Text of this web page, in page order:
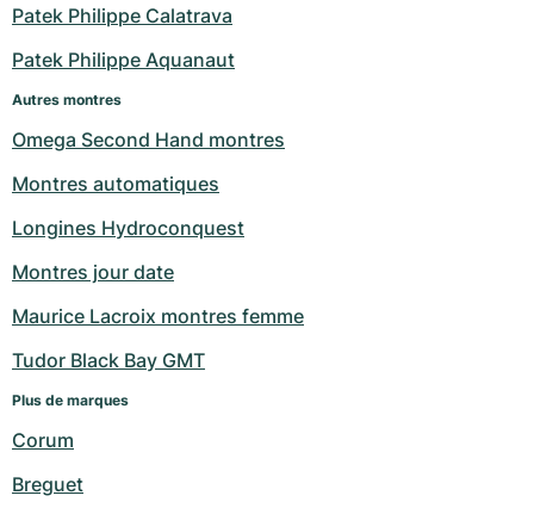
Patek Philippe Calatrava
Patek Philippe Aquanaut
Autres montres
Omega Second Hand montres
Montres automatiques
Longines Hydroconquest
Montres jour date
Maurice Lacroix montres femme
Tudor Black Bay GMT
Plus de marques
Corum
Breguet